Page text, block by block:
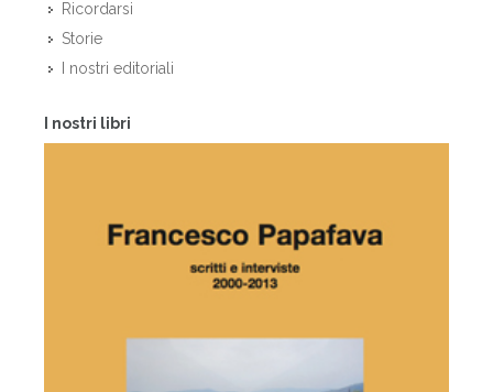
Ricordarsi
Storie
I nostri editoriali
I nostri libri